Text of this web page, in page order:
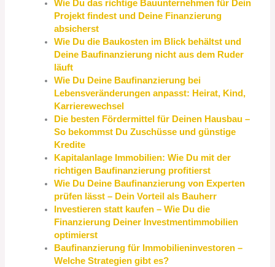
Wie Du das richtige Bauunternehmen für Dein
Projekt findest und Deine Finanzierung
absicherst
Wie Du die Baukosten im Blick behältst und
Deine Baufinanzierung nicht aus dem Ruder
läuft
Wie Du Deine Baufinanzierung bei
Lebensveränderungen anpasst: Heirat, Kind,
Karrierewechsel
Die besten Fördermittel für Deinen Hausbau –
So bekommst Du Zuschüsse und günstige
Kredite
Kapitalanlage Immobilien: Wie Du mit der
richtigen Baufinanzierung profitierst
Wie Du Deine Baufinanzierung von Experten
prüfen lässt – Dein Vorteil als Bauherr
Investieren statt kaufen – Wie Du die
Finanzierung Deiner Investmentimmobilien
optimierst
Baufinanzierung für Immobilieninvestoren –
Welche Strategien gibt es?